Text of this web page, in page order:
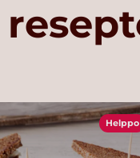
Helppo